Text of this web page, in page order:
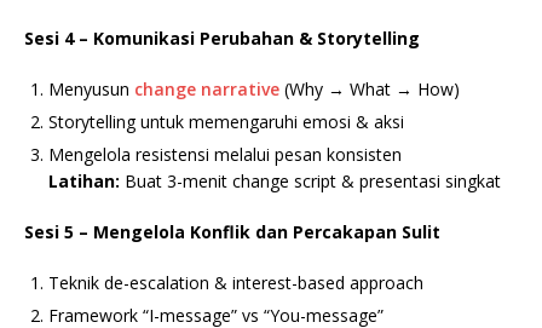
Sesi 4 – Komunikasi Perubahan & Storytelling
Menyusun change narrative (Why → What → How)
Storytelling untuk memengaruhi emosi & aksi
Mengelola resistensi melalui pesan konsisten
Latihan: Buat 3-menit change script & presentasi singkat
Sesi 5 – Mengelola Konflik dan Percakapan Sulit
Teknik de-escalation & interest-based approach
Framework “I-message” vs “You-message”